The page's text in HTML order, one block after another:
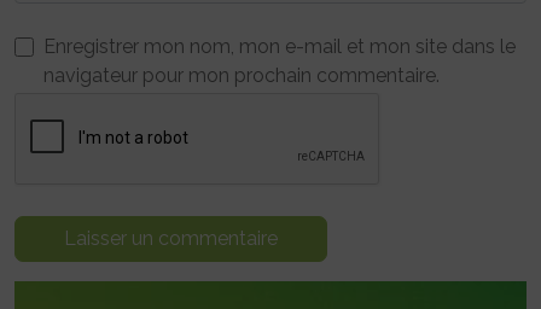
Enregistrer mon nom, mon e-mail et mon site dans le
navigateur pour mon prochain commentaire.